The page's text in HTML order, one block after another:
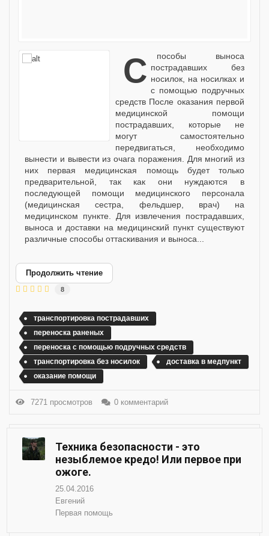
Способы выноса пострадавших без
носилок, на носилках и
с помощью подручных
средств После оказания первой
медицинской помощи
пострадавших, которые не
могут самостоятельно
передвигаться, необходимо
вынести и вывести из очага поражения. Для многий из
них первая медицинская помощь будет только
предварительной, так как они нуждаются в
последующей помощи медицинского персонала
(медицинская сестра, фельдшер, врач) на
медицинском пункте. Для извлечения пострадавших,
выноса и доставки на медицинский пункт существуют
различные способы оттаскивания и выноса...
Продолжить чтение
8
транспортировка пострадавших
переноска раненых
переноска с помощью подручных средств
транспортировка без носилок
доставка в медпункт
оказание помощи
7271 просмотров 0 комментарий
Техника безопасности - это
незыблемое кредо! Или первое при
ожоге.
25.04.2016
Евгений
Первая помощь